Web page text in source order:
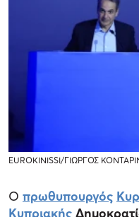
EUROKINISSI/ΓΙΩΡΓΟΣ
Ο πρωθυπουργός
Κυπριακής